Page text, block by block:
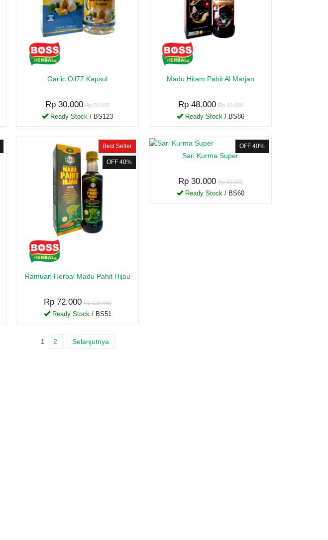
Garlic Oil77 Kapsul
Rp 30.000 Rp 50.000
Ready Stock / BS123
Madu Hitam Pahit Al Marjan
Rp 48.000 Rp 80.000
Ready Stock/ BS86
Best Seller
OFF 40%
Ramuan Herbal Madu Pahit Hijau
Rp 72.000 Rp 120.000
Ready Stock/ BS51
OFF 40%
Sari Kurma Super
Rp 30.000 Rp 50.000
Ready Stock / BS60
1 2 Selanjutnya